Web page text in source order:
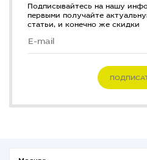
Подписывайтесь на нашу
первыми получайте
статьи, и конечно же скидки